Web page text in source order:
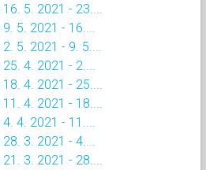
5. 2021 - 23....
5. 2021 - 16....
5. 2021 - 9. 5....
4. 2021 - 2....
4. 2021 - 25....
4. 2021 - 18....
4. 2021 - 11....
3. 2021 - 4....
3. 2021 - 28....